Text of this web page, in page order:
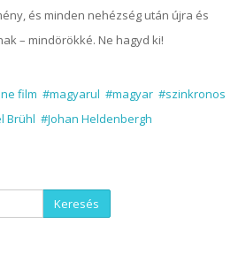
és minden nehézség után újra és
– mindörökké. Ne hagyd ki!
film #magyarul #magyar #szinkronos
Brühl #Johan Heldenbergh
Keresés